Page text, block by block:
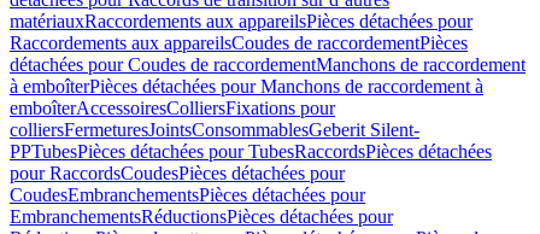
matériauxRaccordements aux appareilsPièces détachées pour
Raccordements aux appareilsCoudes de raccordementPièces
détachées pour Coudes de raccordementManchons de raccordement
à emboîterPièces détachées pour Manchons de raccordement à
emboîterAccessoiresColliersFixations pour
colliersFermeturesJointsConsommablesGeberit Silent-
PPTubesPièces détachées pour TubesRaccordsPièces détachées
pour RaccordsCoudesPièces détachées pour
CoudesEmbranchementsPièces détachées pour
EmbranchementsRéductionsPièces détachées pour